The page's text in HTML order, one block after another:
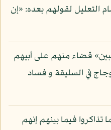
التعليل لقولهم بعده: «إن
قضاء منهم على أبيهم
في السليقة و فساد
فيما بينهم إنهم